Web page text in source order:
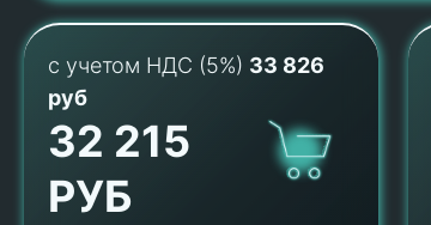
с учетом НДС (5%) 33 826
руб
32 215
РУБ